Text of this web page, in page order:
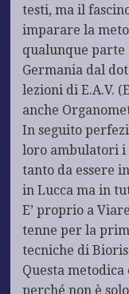
testi, ma il
imparare la
qualunque
Germania dal
lezioni di E.A.V.
anche
In seguito
loro ambulatori i
tanto da essere
in Lucca ma in
E’ proprio a
tenne per la
tecniche di
Questa metodica
perché non è